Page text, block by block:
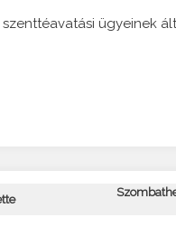
ügyeinek